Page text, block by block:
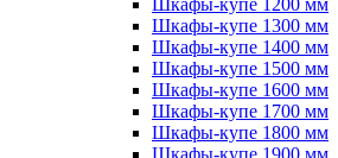
Шкафы-купе 1300 мм
Шкафы-купе 1400 мм
Шкафы-купе 1500 мм
Шкафы-купе 1600 мм
Шкафы-купе 1700 мм
Шкафы-купе 1800 мм
Шкафы-купе 1900 мм